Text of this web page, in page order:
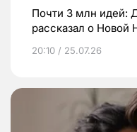
Почти 3 млн идей:
рассказал о
20:10 / 25.07.26